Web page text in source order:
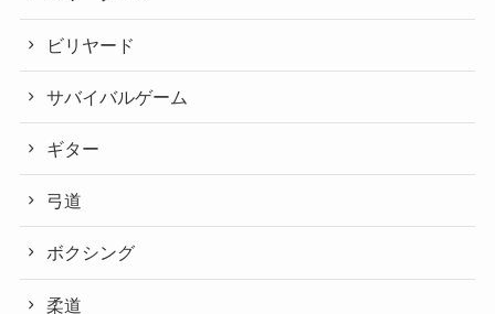
ビリヤード
サバイバルゲーム
ギター
弓道
ボクシング
柔道